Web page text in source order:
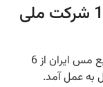
تجلیل از بازنشستگان سال 1402 شرکت ملی
در مراسمی با حضور مدیرعامل شرکت ملی صنایع مس ایران از 6